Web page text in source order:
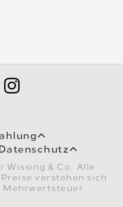
& Co.. Alle
verstehen sich
Mehrwertsteuer.